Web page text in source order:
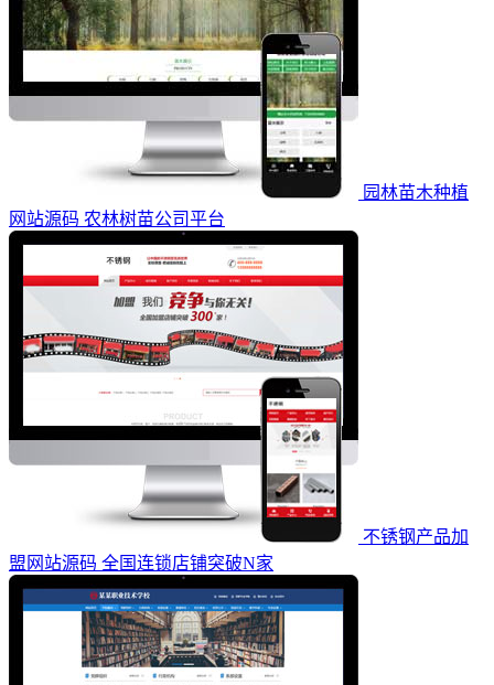
园林苗木种植
网站源码 农林树苗公司平台
不锈钢产品加
盟网站源码 全国连锁店铺突破N家